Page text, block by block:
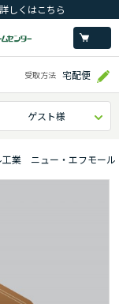
しくはこちら
受取方法 宅配便
ゲスト様
工業 ニュー・エフモー